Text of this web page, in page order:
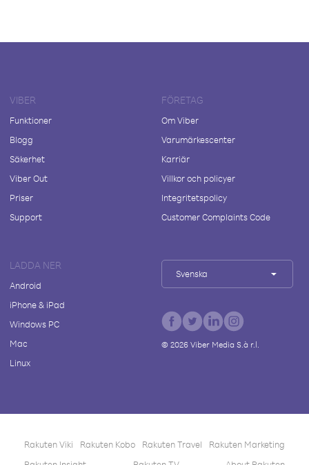
VIBER
Funktioner
Blogg
Säkerhet
Viber Out
Priser
Support
FÖRETAG
Om Viber
Varumärkescenter
Karriär
Villkor och policyer
Integritetspolicy
Customer Complaints Code
LADDA NER
Android
iPhone & iPad
Windows PC
Mac
Linux
Svenska
© 2026Viber Media S.à r.l.
Rakuten Viki Rakuten Kobo Rakuten Travel
Rakuten Marketing